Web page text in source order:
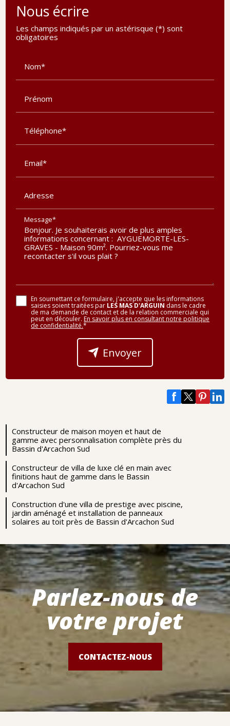
Nous écrire
Les champs indiqués par un astérisque (*) sont
obligatoires
Nom*
Prénom
Téléphone*
Email*
Adresse
Message*
En soumettant ce formulaire, j'accepte que les informations
saisies soient traitées par LES MAS D'ARGUIN dans le cadre
de ma demande de contact et de la relation commerciale qui
peut en découler.En savoir plus en consultant notre politique
de confidentialité.*
Envoyer
Constructeur de maison moyen et haut de
gamme avec personnalisation complète près du
Bassin d'Arcachon Sud
Constructeur de villa de luxe clé en main avec
finitions haut de gamme dans le Bassin
d'Arcachon Sud
Construction d'une villa de prestige avec piscine,
jardin aménagé et installation de panneaux
solaires au toit près de Bassin d'Arcachon Sud
Parlez-nous de
votre projet
CONTACTEZ-NOUS